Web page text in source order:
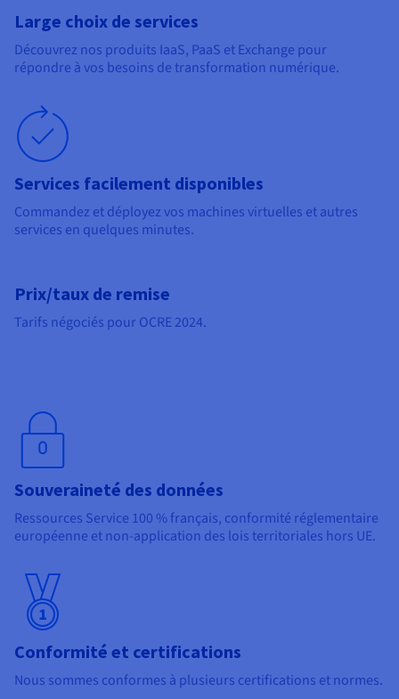
Large choix de services
Découvrez nos produits IaaS, PaaS et Exchange pour
répondre à vos besoins de transformation numérique.
Services facilement disponibles
Commandez et déployez vos machines virtuelles et autres
services en quelques minutes.
Prix/taux de remise
Tarifs négociés pour OCRE 2024.
Souveraineté des données
Ressources Service 100 % français, conformité réglementaire
européenne et non-application des lois territoriales hors UE.
Conformité et certifications
Nous sommes conformes à plusieurs certifications et normes.